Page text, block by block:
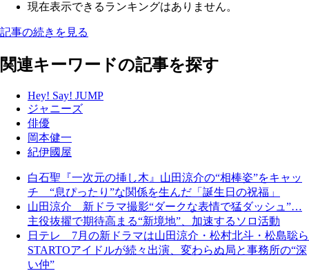
現在表示できるランキングはありません。
記事の続きを見る
関連キーワードの記事を探す
Hey! Say! JUMP
ジャニーズ
俳優
岡本健一
紀伊國屋
白石聖『一次元の挿し木』山田涼介の“相棒姿”をキャッ
チ “息ぴったり”な関係を生んだ「誕生日の祝福」
山田涼介 新ドラマ撮影“ダークな表情で猛ダッシュ”…
主役抜擢で期待高まる“新境地”、加速するソロ活動
日テレ 7月の新ドラマは山田涼介・松村北斗・松島聡ら
STARTOアイドルが続々出演、変わらぬ局と事務所の“深
い仲”